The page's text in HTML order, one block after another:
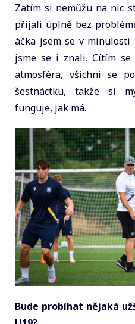
Zatím si nemůžu na nic
přijali úplně bez
áčka jsem se v
jsme se i znali. Cítím
atmosféra, všichni se
šestnáctku, takže si
funguje, jak má.
Bude probíhat nějaká